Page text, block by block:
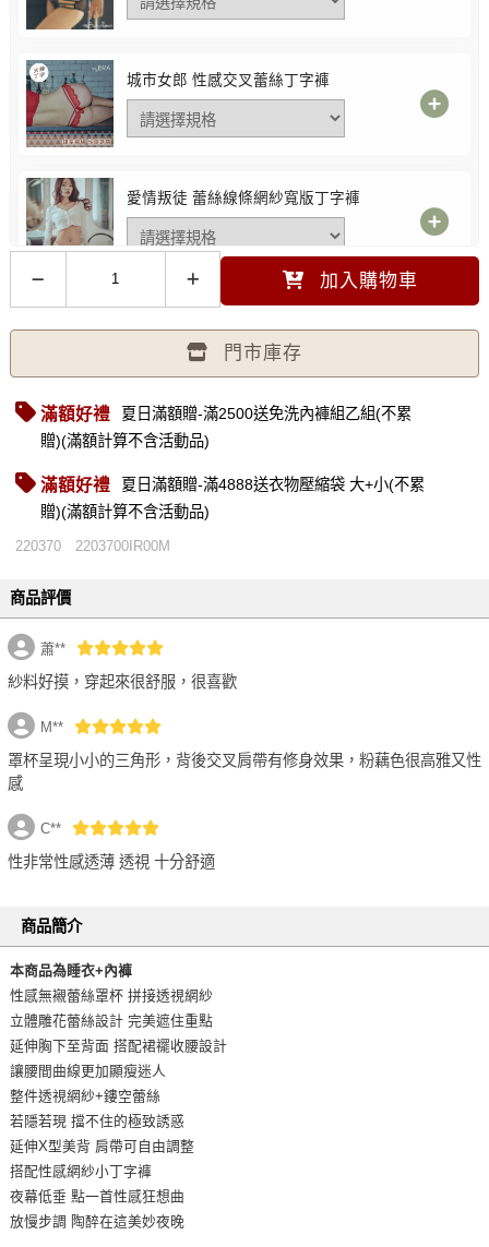
城市女郎 性感交叉蕾絲丁字褲
愛情叛徒 蕾絲線條網紗寬版丁字褲
前扣爆爆®爆乳款 | 火辣性感荷邊丁字褲
【GIFT ACC.聯名款】美背輕輕 | 輕盈親
myBRA-蘋蘋安安仿兔毛髮箍
FREE 白色 -
加入購物車
門市庫存
滿額好禮
夏日滿額贈-滿2500送免洗內褲組乙組(不累
贈)(滿額計算不含活動品)
滿額好禮
夏日滿額贈-滿4888送衣物壓縮袋 大+小(不累
贈)(滿額計算不含活動品)
220370 2203700IR00M
商品評價
蕭**
紗料好摸，穿起來很舒服，很喜歡
M**
罩杯呈現小小的三角形，背後交叉肩帶有修身效果，粉藕色很高雅又性
感
C**
性非常性感透薄 透視 十分舒適
商品簡介
本商品為睡衣+內褲
性感無襯蕾絲罩杯 拼接透視網紗
立體雕花蕾絲設計 完美遮住重點
延伸胸下至背面 搭配裙襬收腰設計
讓腰間曲線更加顯瘦迷人
整件透視網紗+鏤空蕾絲
若隱若現 擋不住的極致誘惑
延伸X型美背 肩帶可自由調整
搭配性感網紗小丁字褲
夜幕低垂 點一首性感狂想曲
放慢步調 陶醉在這美妙夜晚